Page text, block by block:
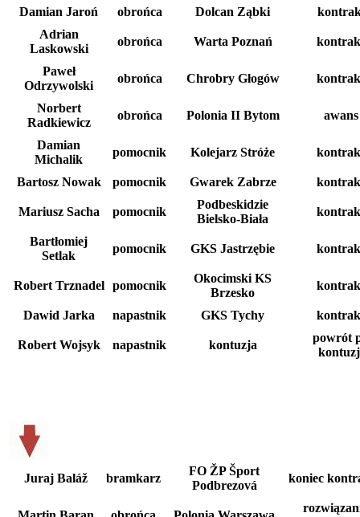
Damian Jaroń obrońca Dolcan Ząbki
Adrian
Laskowski
obrońca Warta Poznań
Paweł
Odrzywolski
obrońca Chrobry Głogów
Norbert
Radkiewicz
obrońca Polonia II Bytom awans
Damian
Michalik
pomocnik Kolejarz Stróże
Bartosz Nowak pomocnik Gwarek Zabrze
Mariusz Sacha pomocnik
Podbeskidzie
Bielsko-Biała
Bartłomiej
Setlak
pomocnik GKS Jastrzębie
Robert Trznadel pomocnik
Okocimski KS
Brzesko
Dawid Jarka napastnik GKS Tychy
Robert Wojsyk napastnik kontuzja
powrót
Juraj Baláž bramkarz
FO ŽP Šport
Podbrezová
koniec